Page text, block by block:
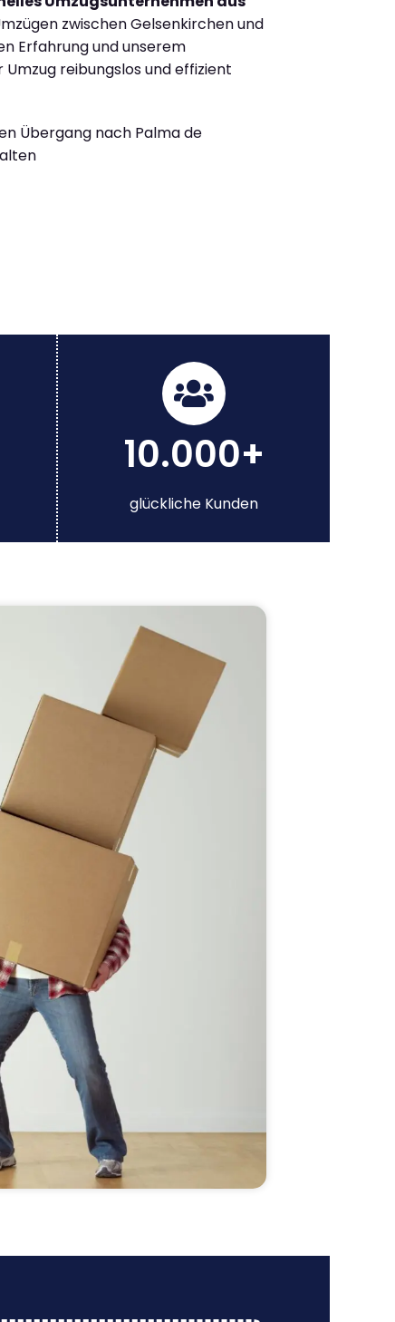
zwischen Gelsenkirchen und
Erfahrung und unserem
reibungslos und effizient
Übergang nach Palma de
10.000+
glückliche Kunden